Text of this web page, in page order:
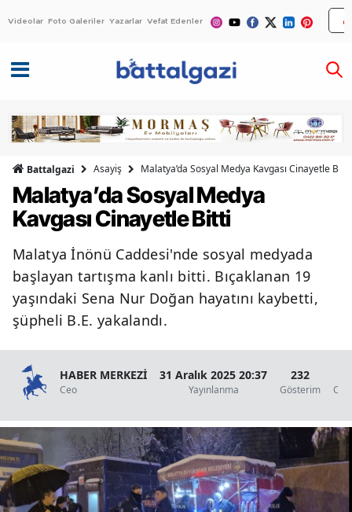
Videolar Foto Galeriler Yazarlar Vefat Edenler
Battalgazi Asayiş Malatya’da Sosyal Medya Kavgası Cinayetle Bitti
Malatya’da Sosyal Medya
Kavgası Cinayetle Bitti
Malatya İnönü Caddesi'nde sosyal medyada
başlayan tartışma kanlı bitti. Bıçaklanan 19
yaşındaki Sena Nur Doğan hayatını kaybetti,
şüpheli B.E. yakalandı.
HABER MERKEZİ
Ceo
31 Aralık 2025 20:37
Yayınlanma
232
Gösterim